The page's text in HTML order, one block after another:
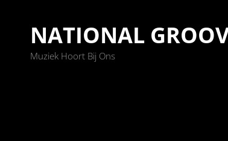
NATIONAL
Muziek Hoort Bij Ons